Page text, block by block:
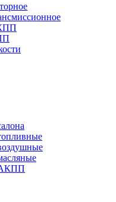
АКПП